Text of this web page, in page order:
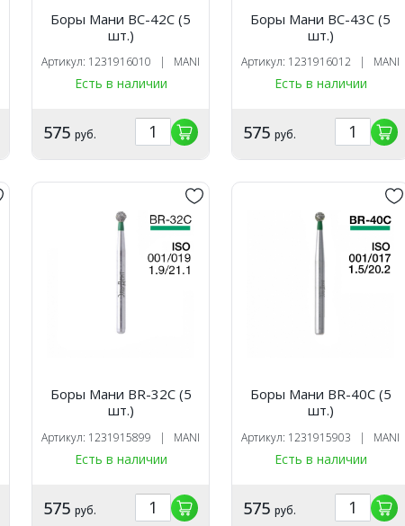
Боры Мани BC-42C (5
шт.)
Артикул: 1231916010 | MANI
Есть в наличии
575 руб.
Боры Мани BC-43C (5
шт.)
Артикул: 1231916012 | MANI
Есть в наличии
575 руб.
Боры Мани BR-32C (5
шт.)
Артикул: 1231915899 | MANI
Есть в наличии
575 руб.
Боры Мани BR-40C (5
шт.)
Артикул: 1231915903 | MANI
Есть в наличии
575 руб.